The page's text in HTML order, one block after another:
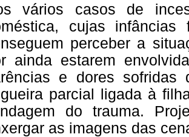
vários casos de
cujas
perceber a
ainda estarem
e dores sofridas
parcial ligada à
do trauma.
as imagens das